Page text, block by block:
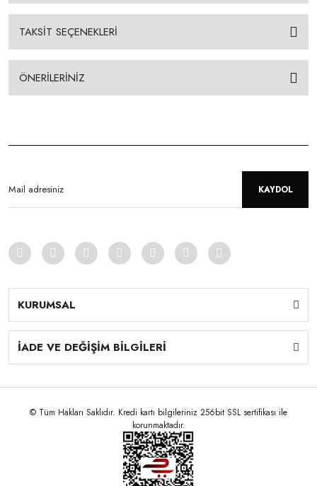
TAKSİT SEÇENEKLERİ
ÖNERİLERİNİZ
KAYDOL
KURUMSAL
İADE VE DEĞİŞİM BİLGİLERİ
© Tüm Hakları Saklıdır. Kredi kartı bilgileriniz 256bit SSL sertifikası ile
korunmaktadır.